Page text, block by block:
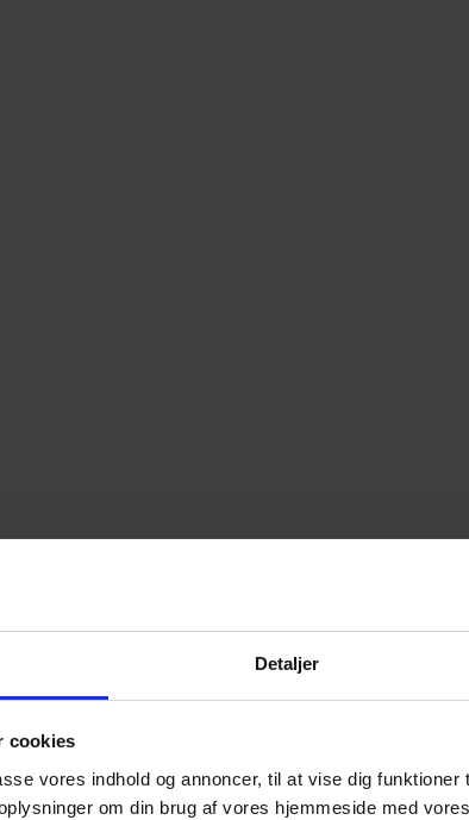
Detaljer
cookies
vores indhold og annoncer, til at vise dig
om din brug af vores hjemmeside med